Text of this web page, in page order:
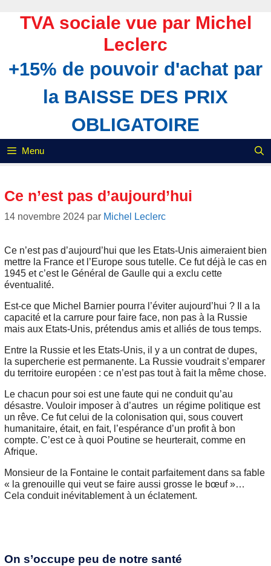
contenu
TVA sociale vue par Michel
Leclerc
+15% de pouvoir d'achat par
la BAISSE DES PRIX
OBLIGATOIRE
Menu
Ce n’est pas d’aujourd’hui
14 novembre 2024 par Michel Leclerc
Ce n’est pas d’aujourd’hui que les Etats-Unis aimeraient bien
mettre la France et l’Europe sous tutelle. Ce fut déjà le cas en
1945 et c’est le Général de Gaulle qui a exclu cette
éventualité.
Est-ce que Michel Barnier pourra l’éviter aujourd’hui ? Il a la
capacité et la carrure pour faire face, non pas à la Russie
mais aux Etats-Unis, prétendus amis et alliés de tous temps.
Entre la Russie et les Etats-Unis, il y a un contrat de dupes,
la supercherie est permanente. La Russie voudrait s’emparer
du territoire européen : ce n’est pas tout à fait la même chose.
Le chacun pour soi est une faute qui ne conduit qu’au
désastre. Vouloir imposer à d’autres un régime politique est
un rêve. Ce fut celui de la colonisation qui, sous couvert
humanitaire, était, en fait, l’espérance d’un profit à bon
compte. C’est ce à quoi Poutine se heurterait, comme en
Afrique.
Monsieur de la Fontaine le contait parfaitement dans sa fable
« la grenouille qui veut se faire aussi grosse le bœuf »…
Cela conduit inévitablement à un éclatement.
On s’occupe peu de notre santé